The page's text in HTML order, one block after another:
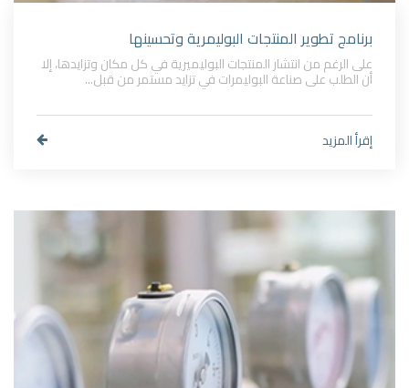
برنامج تطوير المنتجات البوليمرية وتحسينها
على الرغم من انتشار المنتجات البوليميرية في كل مكان وتزايدها، إلا
أن الطلب على صناعة البوليمرات في تزايد مستمر من قبل...
إقرأ المزيد